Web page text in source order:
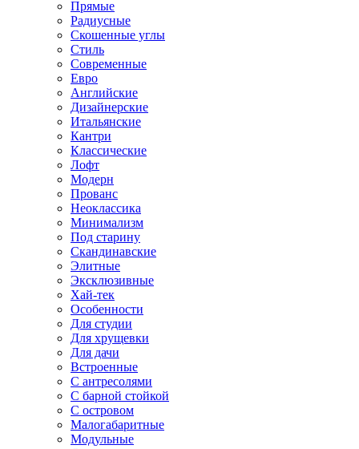
Прямые
Радиусные
Скошенные углы
Стиль
Современные
Евро
Английские
Дизайнерские
Итальянские
Кантри
Классические
Лофт
Модерн
Прованс
Неоклассика
Минимализм
Под старину
Скандинавские
Элитные
Эксклюзивные
Хай-тек
Особенности
Для студии
Для хрущевки
Для дачи
Встроенные
С антресолями
С барной стойкой
С островом
Малогабаритные
Модульные